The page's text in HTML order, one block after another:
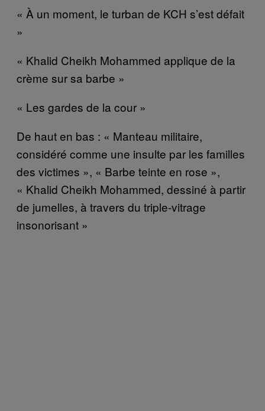
« À un moment, le turban de KCH s’est défait
»
« Khalid Cheikh Mohammed applique de la
crème sur sa barbe »
« Les gardes de la cour »
De haut en bas : « Manteau militaire,
considéré comme une insulte par les familles
des victimes », « Barbe teinte en rose »,
« Khalid Cheikh Mohammed, dessiné à partir
de jumelles, à travers du triple-vitrage
insonorisant »